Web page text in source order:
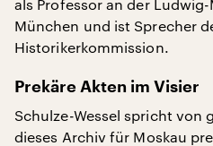
als Professor an der
München und ist Sprecher
Historikerkommission.
Prekäre Akten im Visier
Schulze-Wessel spricht von
dieses Archiv für Moskau